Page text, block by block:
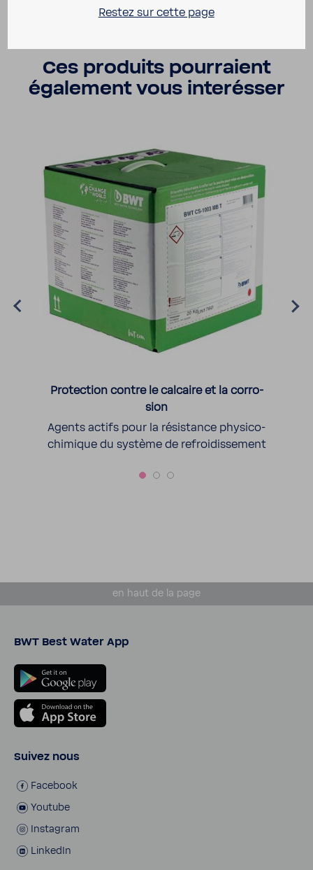
Ces produits pour­raient
égale­ment vous inter­ésser
Protec­tion contre le calcaire et la corro­
sion
Agents actifs pour la résis­tance physico-​
chimique du système de refroi­dis­se­ment
en haut de la page
BWT Best Water App
Suivez nous
Face­book
Youtube
Insta­gram
LinkedIn
Restez sur cette page